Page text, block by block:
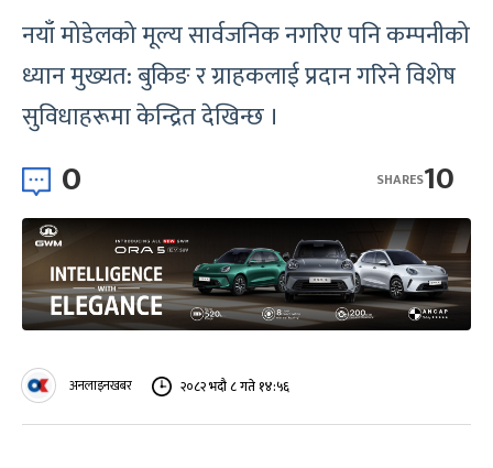
नयाँ मोडेलको मूल्य सार्वजनिक नगरिए पनि कम्पनीको
ध्यान मुख्यत: बुकिङ र ग्राहकलाई प्रदान गरिने विशेष
सुविधाहरूमा केन्द्रित देखिन्छ ।
0 10
SHARES
अनलाइनखबर २०८२ भदौ ८ गते १४:५६